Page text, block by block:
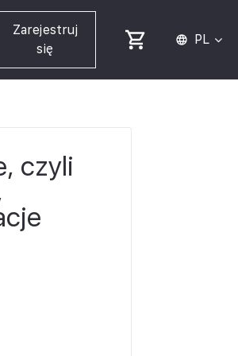
Zarejestruj
się
PL
czyli